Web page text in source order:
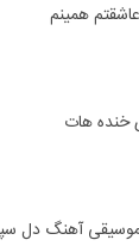
همینم
خنده هات
آهنگ دل